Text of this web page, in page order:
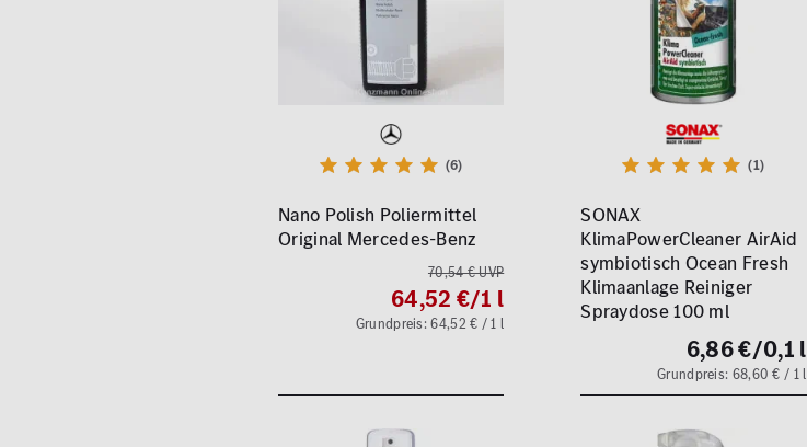
(6)
Nano Polish Poliermittel
Original Mercedes-Benz
70,54 € UVP
64,52 €/1 l
Grundpreis: 64,52 € / 1 l
(1)
SONAX
KlimaPowerCleaner AirAid
symbiotisch Ocean Fresh
Klimaanlage Reiniger
Spraydose 100 ml
6,86 €/0,1 l
Grundpreis: 68,60 € / 1 l